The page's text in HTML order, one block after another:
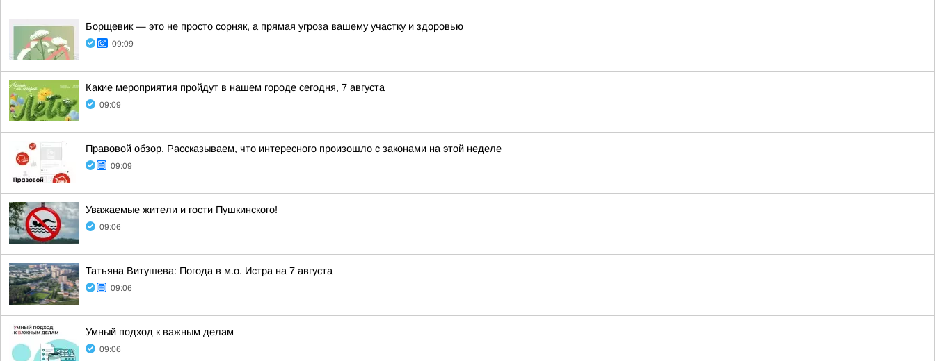
Борщевик — это не просто сорняк, а прямая угроза вашему участку и здоровью
09:09
Какие мероприятия пройдут в нашем городе сегодня, 7 августа
09:09
Правовой обзор. Рассказываем, что интересного произошло с законами на этой неделе
09:09
Уважаемые жители и гости Пушкинского!
09:06
Татьяна Витушева: Погода в м.о. Истра на 7 августа
09:06
Умный подход к важным делам
09:06